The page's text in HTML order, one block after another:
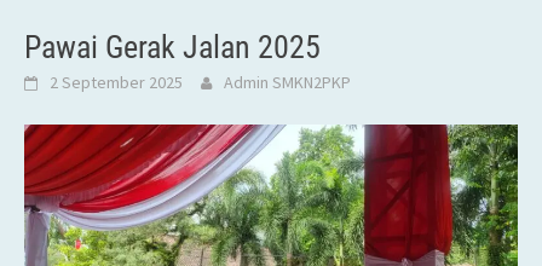
Pawai Gerak Jalan 2025
2 September 2025 Admin SMKN2PKP